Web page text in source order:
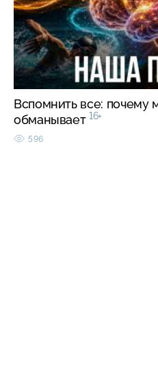
Вспомнить все: почему
обманывает 16+
596